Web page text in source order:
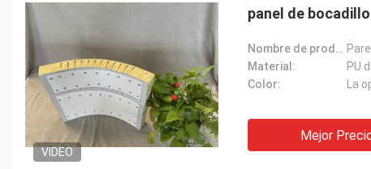
VIDEO
panel de
Nombre de producto:
Material:
PU
Color:
La
Mejor